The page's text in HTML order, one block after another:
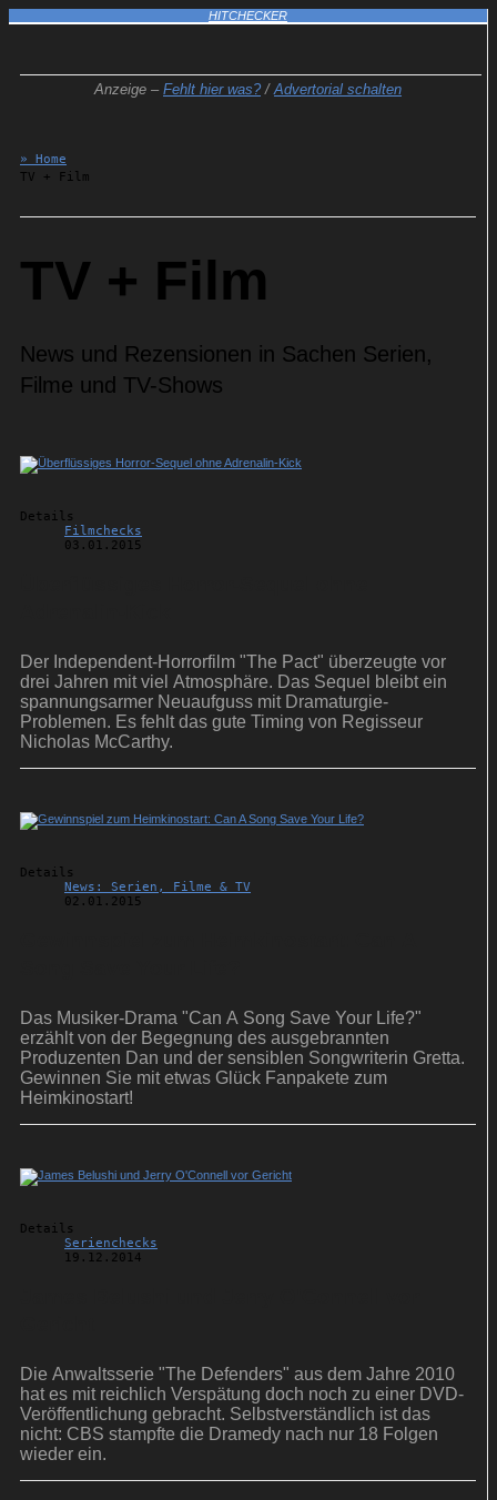
HITCHECKER
Anzeige – Fehlt hier was? /Advertorial schalten
» Home
TV + Film
TV + Film
News und Rezensionen in Sachen Serien,
Filme und TV-Shows
Details
Filmchecks
03.01.2015
Der Independent-Horrorfilm "The Pact" überzeugte vor
drei Jahren mit viel Atmosphäre. Das Sequel bleibt ein
spannungsarmer Neuaufguss mit Dramaturgie-
Problemen. Es fehlt das gute Timing von Regisseur
Nicholas McCarthy.
Details
News: Serien, Filme & TV
02.01.2015
Das Musiker-Drama "Can A Song Save Your Life?"
erzählt von der Begegnung des ausgebrannten
Produzenten Dan und der sensiblen Songwriterin Gretta.
Gewinnen Sie mit etwas Glück Fanpakete zum
Heimkinostart!
Details
Serienchecks
19.12.2014
Die Anwaltsserie "The Defenders" aus dem Jahre 2010
hat es mit reichlich Verspätung doch noch zu einer DVD-
Veröffentlichung gebracht. Selbstverständlich ist das
nicht: CBS stampfte die Dramedy nach nur 18 Folgen
wieder ein.